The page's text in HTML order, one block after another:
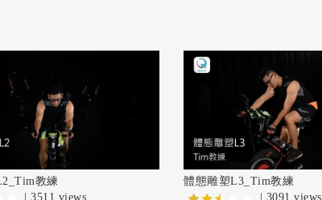
教練
| 3511 views
體態雕塑L3_Tim教練
| 3091 views